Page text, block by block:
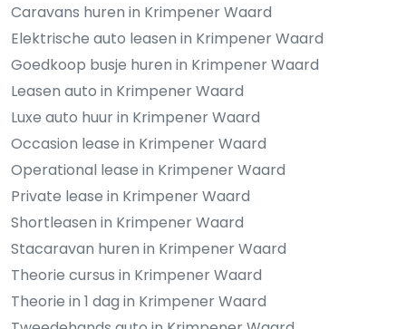
Caravans huren in Krimpener Waard
Elektrische auto leasen in Krimpener Waard
Goedkoop busje huren in Krimpener Waard
Leasen auto in Krimpener Waard
Luxe auto huur in Krimpener Waard
Occasion lease in Krimpener Waard
Operational lease in Krimpener Waard
Private lease in Krimpener Waard
Shortleasen in Krimpener Waard
Stacaravan huren in Krimpener Waard
Theorie cursus in Krimpener Waard
Theorie in 1 dag in Krimpener Waard